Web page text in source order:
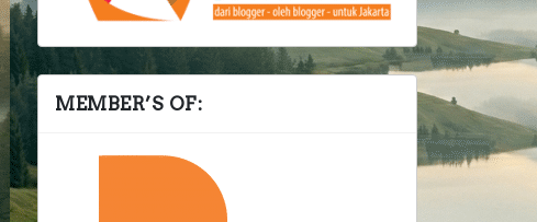
MEMBER’S OF: